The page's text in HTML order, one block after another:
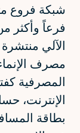
الآلي
مصرف
المصرفية
الإنترنت،
بطاقة